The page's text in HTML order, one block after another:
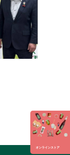
オンラインストア